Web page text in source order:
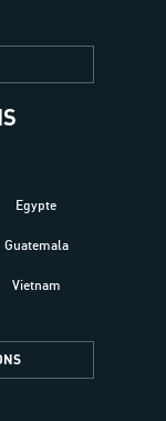
Egypte
Guatemala
Vietnam